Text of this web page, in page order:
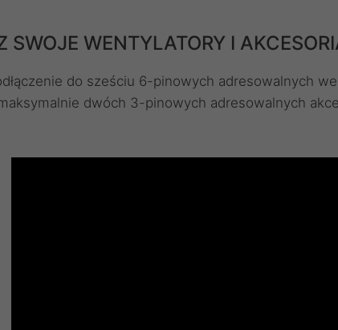
SWOJE WENTYLATORY I
do sześciu 6-pinowych adresowalnych
dwóch 3-pinowych adresowalnych